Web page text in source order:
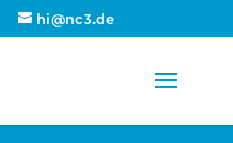
hi@nc3.de